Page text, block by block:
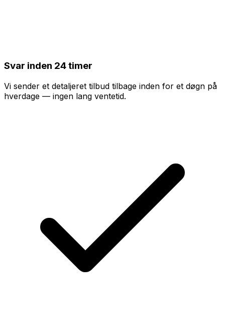
Svar inden 24 timer
Vi sender et detaljeret tilbud tilbage inden for et døgn på
hverdage — ingen lang ventetid.